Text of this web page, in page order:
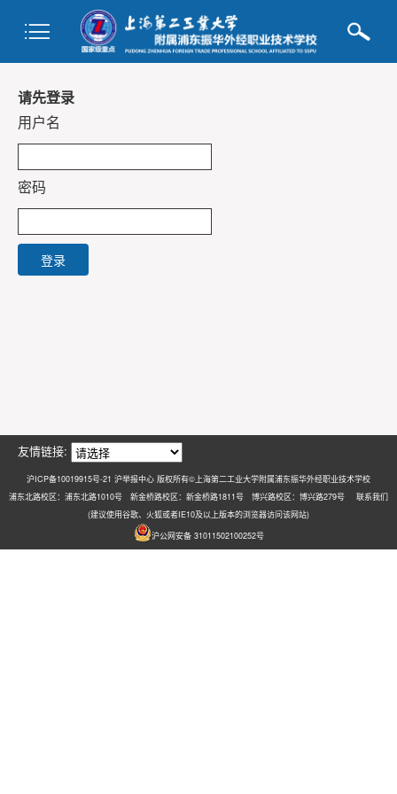
请先登录
用户名
密码
登录
友情链接:
沪ICP备10019915号-21 沪举报中心 版权所有©上海第二工业大学附属浦东振华外经职业技术学校
浦东北路校区：浦东北路1010号 新金桥路校区：新金桥路1811号 博兴路校区：博兴路279号
联系我们
(建议使用谷歌、火狐或者IE10及以上版本的浏览器访问该网站)
沪公网安备 31011502100252号